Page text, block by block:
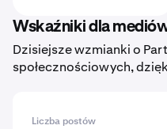
Wskaźniki dla
Dzisiejsze wzmianki o
społecznościowych,
Liczba postów